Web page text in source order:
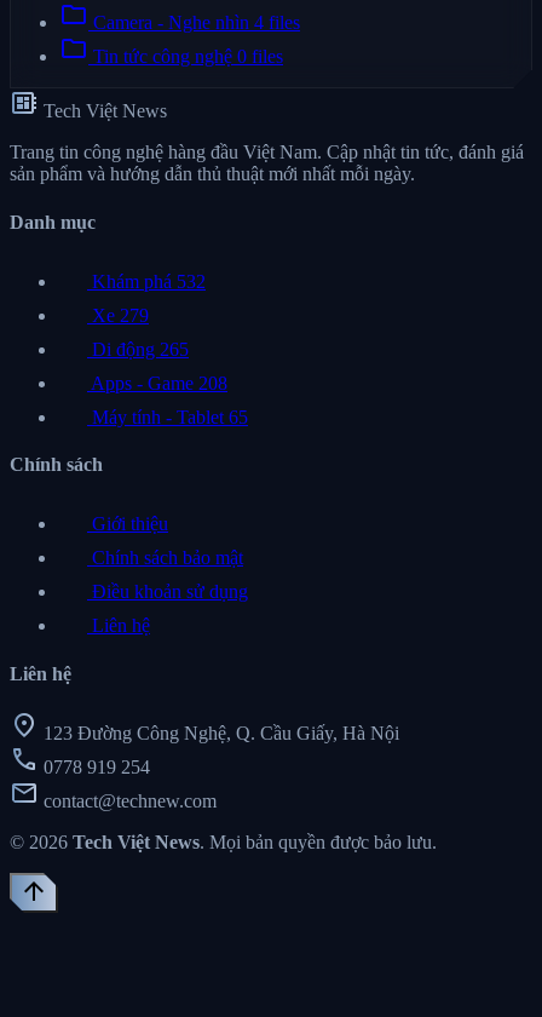
folder Camera - Nghe nhìn 4 files
folder Tin tức công nghệ 0 files
developer_board Tech Việt News
Trang tin công nghệ hàng đầu Việt Nam. Cập nhật tin tức, đánh giá
sản phẩm và hướng dẫn thủ thuật mới nhất mỗi ngày.
Danh mục
Khám phá 532
Xe 279
Di động 265
Apps - Game 208
Máy tính - Tablet 65
Chính sách
Giới thiệu
Chính sách bảo mật
Điều khoản sử dụng
Liên hệ
Liên hệ
location_on 123 Đường Công Nghệ, Q. Cầu Giấy, Hà Nội
call 0778 919 254
mail contact@technew.com
© 2026 Tech Việt News. Mọi bản quyền được bảo lưu.
arrow_upward